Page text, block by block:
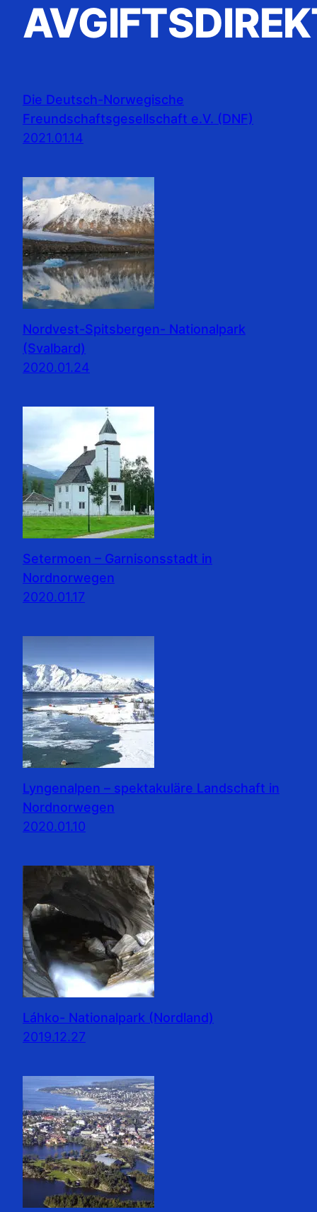
Die Deutsch-Norwegische
Freundschaftsgesellschaft e.V. (DNF)
2021.01.14
Nordvest-Spitsbergen- Nationalpark
(Svalbard)
2020.01.24
Setermoen – Garnisonsstadt in
Nordnorwegen
2020.01.17
Lyngenalpen – spektakuläre Landschaft in
Nordnorwegen
2020.01.10
Láhko- Nationalpark (Nordland)
2019.12.27